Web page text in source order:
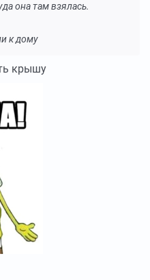
она там взялась.
к дому
крышу